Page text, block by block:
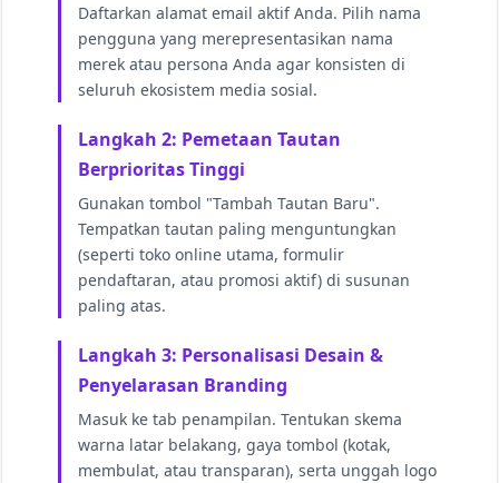
Daftarkan alamat email aktif Anda. Pilih nama
pengguna yang merepresentasikan nama
merek atau persona Anda agar konsisten di
seluruh ekosistem media sosial.
Langkah 2: Pemetaan Tautan
Berprioritas Tinggi
Gunakan tombol "Tambah Tautan Baru".
Tempatkan tautan paling menguntungkan
(seperti toko online utama, formulir
pendaftaran, atau promosi aktif) di susunan
paling atas.
Langkah 3: Personalisasi Desain &
Penyelarasan Branding
Masuk ke tab penampilan. Tentukan skema
warna latar belakang, gaya tombol (kotak,
membulat, atau transparan), serta unggah logo